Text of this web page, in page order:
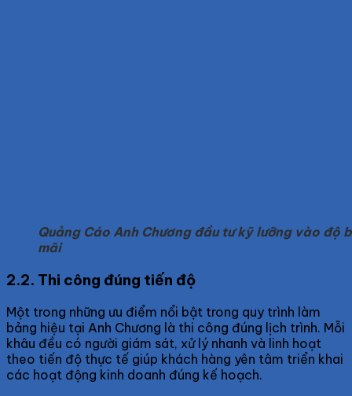
Quảng Cáo Anh Chương đầu tư kỹ lưỡng vào độ
mãi
2.2. Thi công đúng tiến độ
Một trong những ưu điểm nổi bật trong quy trình làm
bảng hiệu tại Anh Chương là thi công đúng lịch trình. Mỗi
khâu đều có người giám sát, xử lý nhanh và linh hoạt
theo tiến độ thực tế giúp khách hàng yên tâm triển khai
các hoạt động kinh doanh đúng kế hoạch.